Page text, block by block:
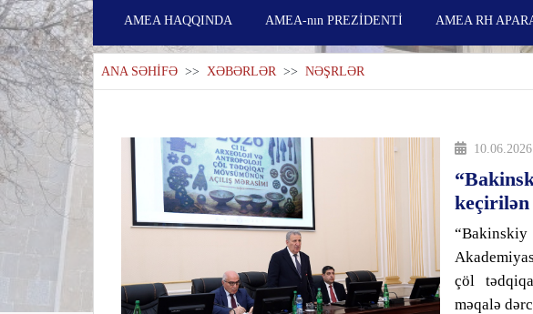
AMEA HAQQINDA AMEA-nın PREZİDENTİ AMEA RH
ANA SƏHİFƏ >> XƏBƏRLƏR >> NƏŞRLƏR
keçirilən
çöl
məqalə